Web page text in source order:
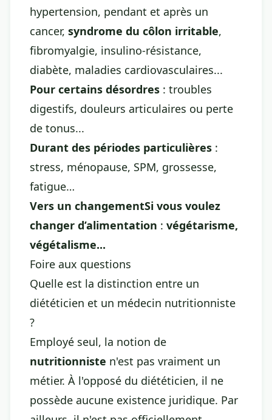
hypertension, pendant et après un
cancer, syndrome du côlon irritable,
fibromyalgie, insulino-résistance,
diabète, maladies cardiovasculaires...
Pour certains désordres : troubles
digestifs, douleurs articulaires ou perte
de tonus...
Durant des périodes particulières :
stress, ménopause, SPM, grossesse,
fatigue…
Vers un changementSi vous voulez
changer d’alimentation : végétarisme,
végétalisme...
Foire aux questions
Quelle est la distinction entre un
diététicien et un médecin nutritionniste
?
Employé seul, la notion de
nutritionniste n'est pas vraiment un
métier. À l'opposé du diététicien, il ne
possède aucune existence juridique. Par